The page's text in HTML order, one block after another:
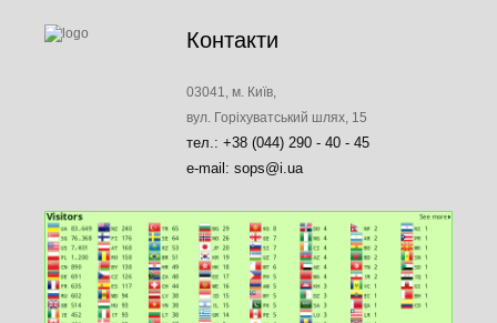
Контакти
03041, м. Київ,
вул. Горіхуватський шлях, 15
тел.: +38 (044) 290 - 40 - 45
e-mail: sops@i.ua